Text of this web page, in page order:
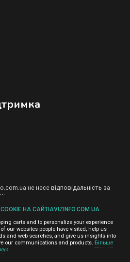
не несе відповідальність за
зареєстрованих користувачів
Ми не відповідаємо за правила
які посилається AvizInfo.com.ua. На
представлена реклама Google
Щоб дізнатися детальніше про
НА САЙТІAVIZINFO.COM.UA
carts and to personalize your experience
our websites people have visited, help us
and web searches, and give us insights into
our communications and products. Більше